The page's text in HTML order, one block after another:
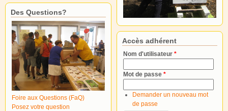
Des Questions?
Foire aux Questions (FaQ)
Posez votre question
Accès adhérent
Nom d'utilisateur *
Mot de passe *
Demander un nouveau mot
de passe